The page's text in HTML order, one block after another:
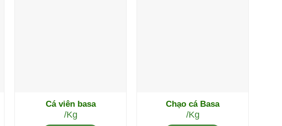
Cá viên basa
/Kg
Chạo cá Basa
/Kg